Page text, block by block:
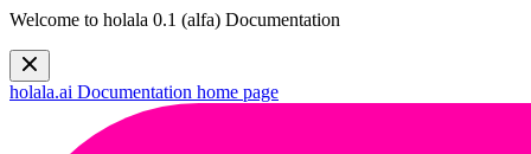
Welcome to holala 0.1 (alfa) Documentation
holala.ai Documentation home page